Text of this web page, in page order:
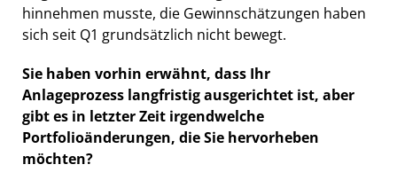
hinnehmen musste, die Gewinnschätzungen haben
sich seit Q1 grundsätzlich nicht bewegt.
Sie haben vorhin erwähnt, dass Ihr
Anlageprozess langfristig ausgerichtet ist, aber
gibt es in letzter Zeit irgendwelche
Portfolioänderungen, die Sie hervorheben
möchten?